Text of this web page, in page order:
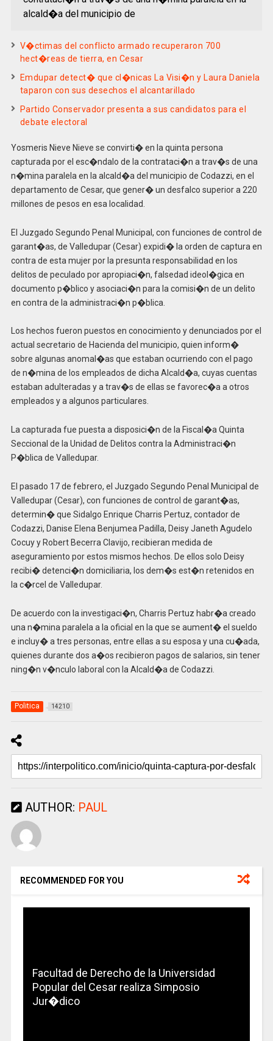
alcald�a del municipio de
V�ctimas del conflicto armado recuperaron 700
hect�reas de tierra, en Cesar
Emdupar detect� que cl�nicas La Visi�n y Laura Daniela
taparon con sus desechos el alcantarillado
Partido Conservador presenta a sus candidatos para el
debate electoral
Yosmeris Nieve Nieve se convirti� en la quinta persona
capturada por el esc�ndalo de la contrataci�n a trav�s de una
n�mina paralela en la alcald�a del municipio de Codazzi, en el
departamento de Cesar, que gener� un desfalco superior a 220
millones de pesos en esa localidad.
El Juzgado Segundo Penal Municipal, con funciones de control de
garant�as, de Valledupar (Cesar) expidi� la orden de captura en
contra de esta mujer por la presunta responsabilidad en los
delitos de peculado por apropiaci�n, falsedad ideol�gica en
documento p�blico y asociaci�n para la comisi�n de un delito
en contra de la administraci�n p�blica.
Los hechos fueron puestos en conocimiento y denunciados por el
actual secretario de Hacienda del municipio, quien inform�
sobre algunas anomal�as que estaban ocurriendo con el pago
de n�mina de los empleados de dicha Alcald�a, cuyas cuentas
estaban adulteradas y a trav�s de ellas se favorec�a a otros
empleados y a algunos particulares.
La capturada fue puesta a disposici�n de la Fiscal�a Quinta
Seccional de la Unidad de Delitos contra la Administraci�n
P�blica de Valledupar.
El pasado 17 de febrero, el Juzgado Segundo Penal Municipal de
Valledupar (Cesar), con funciones de control de garant�as,
determin� que Sidalgo Enrique Charris Pertuz, contador de
Codazzi, Danise Elena Benjumea Padilla, Deisy Janeth Agudelo
Cocuy y Robert Becerra Clavijo, recibieran medida de
aseguramiento por estos mismos hechos. De ellos solo Deisy
recibi� detenci�n domiciliaria, los dem�s est�n retenidos en
la c�rcel de Valledupar.
De acuerdo con la investigaci�n, Charris Pertuz habr�a creado
una n�mina paralela a la oficial en la que se aument� el sueldo
e incluy� a tres personas, entre ellas a su esposa y una cu�ada,
quienes durante dos a�os recibieron pagos de salarios, sin tener
ning�n v�nculo laboral con la Alcald�a de Codazzi.
Politica 14210
AUTHOR: PAUL
RECOMMENDED FOR YOU
Facultad de Derecho de la Universidad
Popular del Cesar realiza Simposio
Jur�dico